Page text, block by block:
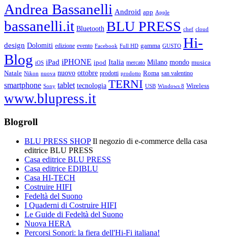
Andrea Bassanelli Android app Apple
bassanelli.it Bluetooth BLU PRESS chef cloud
design Dolomiti edizione evento Facebook Full HD gamma GUSTO Hi-
Blog iOS iPad iPHONE ipod Italia mercato Milano mondo musica
Natale Nikon nuova nuovo ottobre prodotti prodotto Roma san valentino
smartphone Sony tablet tecnologia TERNI USB Windows 8 Wireless
www.blupress.it
Blogroll
BLU PRESS SHOPIl negozio di e-commerce della casa
editrice BLU PRESS
Casa editrice BLU PRESS
Casa editrice EDIBLU
Casa HI-TECH
Costruire HIFI
Fedeltà del Suono
I Quaderni di Costruire HIFI
Le Guide di Fedeltà del Suono
Nuova HERA
Percorsi Sonori: la fiera dell'Hi-Fi italiana!